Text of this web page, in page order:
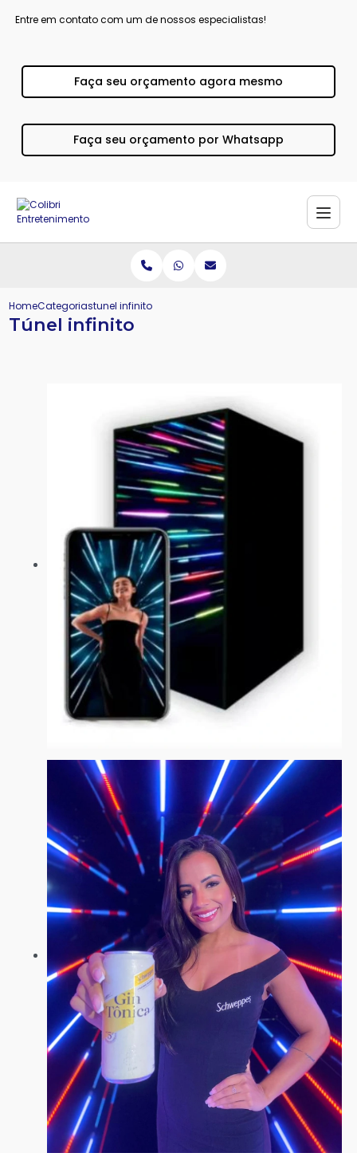
Entre em contato com um de nossos especialistas!
Faça seu orçamento agora mesmo
Faça seu orçamento por Whatsapp
HomeCategoriastunel infinito
Túnel infinito